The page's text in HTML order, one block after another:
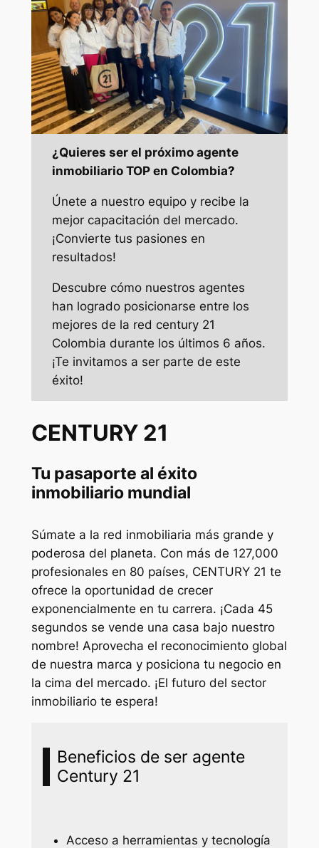
¿Quieres ser el próximo agente
inmobiliario TOP en Colombia?
Únete a nuestro equipo y recibe la
mejor capacitación del mercado.
¡Convierte tus pasiones en
resultados!
Descubre cómo nuestros agentes
han logrado posicionarse entre los
mejores de la red century 21
Colombia durante los últimos 6 años.
¡Te invitamos a ser parte de este
éxito!
CENTURY 21
Tu pasaporte al éxito
inmobiliario mundial
Súmate a la red inmobiliaria más grande y
poderosa del planeta. Con más de 127,000
profesionales en 80 países, CENTURY 21 te
ofrece la oportunidad de crecer
exponencialmente en tu carrera. ¡Cada 45
segundos se vende una casa bajo nuestro
nombre! Aprovecha el reconocimiento global
de nuestra marca y posiciona tu negocio en
la cima del mercado. ¡El futuro del sector
inmobiliario te espera!
Beneficios de ser agente
Century 21
Acceso a herramientas y tecnología